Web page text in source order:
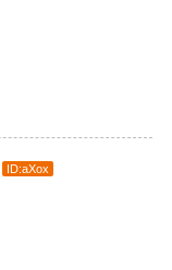
ID:aXox